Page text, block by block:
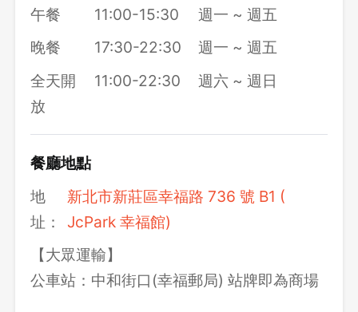
午餐
11:00-15:30
週一 ~ 週五
晚餐
17:30-22:30
週一 ~ 週五
全天開
放
11:00-22:30 週六 ~ 週日
餐廳地點
地
址：
新北市新莊區幸福路 736 號 B1 (
JcPark 幸福館)
【大眾運輸】
公車站：中和街口(幸福郵局) 站牌即為商場